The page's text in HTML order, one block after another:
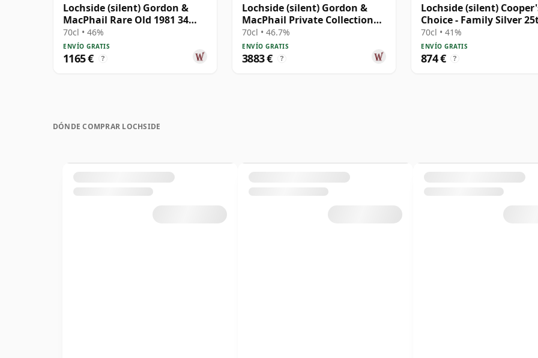
Lochside (silent) Gordon &
MacPhail Rare Old 1981 34
años
70cl • 46%
ENVÍO GRATIS
1165 € ?
Lochside (silent) Gordon &
MacPhail Private Collection
Single Cask # 1981 41 años
70cl • 46.7%
ENVÍO GRATIS
3883 € ?
Lochside (silent)
Choice - Family Silver
Anniversary 1972 44 años
70cl • 41%
ENVÍO GRATIS
874 € ?
DÓNDE COMPRAR LOCHSIDE